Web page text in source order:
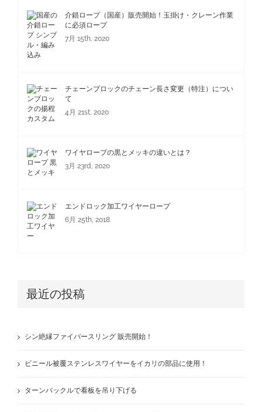
介錯ロープ（国産）販売開始！玉掛け・クレーン作業
に必須ロープ
7月 15th, 2020
チェーンブロックのチェーン長さ変更（特注）につい
て
4月 21st, 2020
ワイヤロープの黒とメッキの違いとは？
3月 23rd, 2020
エンドロック加工ワイヤーロープ
6月 25th, 2018
最近の投稿
シン絶縁ファイバースリング 販売開始！
ビニール被覆ステンレスワイヤーをイカリの部品に使用！
ターンバックルで看板を吊り下げる